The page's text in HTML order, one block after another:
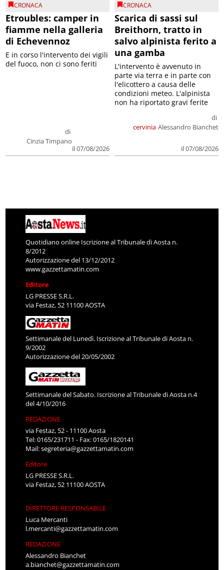
CRONACA
Etroubles: camper in
fiamme nella galleria
di Echevennoz
di
Cinzia Timpano
il 07/08/2026
E in corso l'intervento dei vigili
del fuoco, non ci sono feriti
CRONACA
Scarica di sassi sul
Breithorn, tratto in
salvo alpinista ferito a
una gamba
cervinia
di
Alessandro Bianchet
il 07/08/2026
L'intervento è avvenuto in
parte via terra e in parte con
l'elicottero a causa delle
condizioni meteo. L'alpinista
non ha riportato gravi ferite
Quotidiano online Iscrizione al Tribunale di Aosta n.
8/2012
Autorizzazione del 13/12/2012
www.gazzettamatin.com
Editore
LG PRESSE S.R.L.
via Festaz, 52 11100 AOSTA
Settimanale del Lunedì. Iscrizione al Tribunale di Aosta n.
9/2002
Autorizzazione del 20/05/2002
Settimanale del Sabato. Iscrizione al Tribunale di Aosta n.4
del 4/10/2016
REDAZIONE
via Festaz, 52 - 11100 Aosta
Tel: 0165/231711 - Fax: 0165/1820141
Mail:segreteria@gazzettamatin.com
Editore
LG PRESSE S.R.L.
via Festaz, 52 11100 AOSTA
DIRETTORE RESPONSABILE
Luca Mercanti
l.mercanti@gazzettamatin.com
REDAZIONE
Alessandro Bianchet
a.bianchet@gazzettamatin.com